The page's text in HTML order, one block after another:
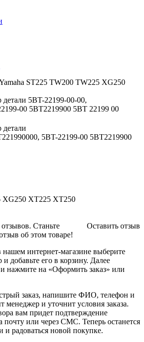
ST225 TW200 TW225 XG250
5BT-22199-00-00,
00 5BT2219900 5BT 22199 00
5BT-22199-00 5BT2219900
XG250 XT225 XT250
Оставить отзыв
Станьте
об этом товаре!
нашем интернет-магазине выберите
добавьте его в корзину. Далее
нажмите на «Оформить заказ» или
заказ, напишите ФИО, телефон и
менеджер и уточнит условия заказа.
вам придет подтверждение
почту или через СМС. Теперь останется
и радоваться новой покупке.